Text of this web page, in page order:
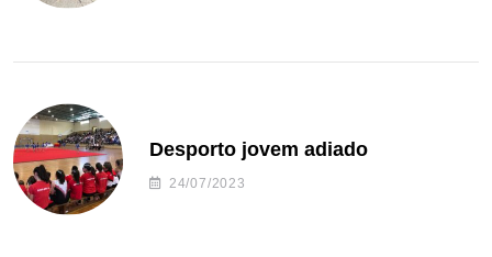
Desporto jovem adiado
24/07/2023